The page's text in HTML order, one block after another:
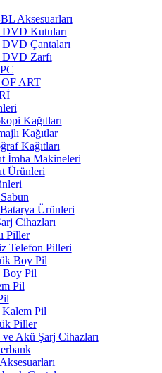
Aksesuarları
Kutuları
Çantaları
Zarfı
ART
Kağıtları
Kağıtlar
Kağıtları
İmha Makineleri
Ürünleri
Sabun
Ürünleri
Cihazları
Piller
Telefon Pilleri
Boy Pil
Boy Pil
Pil
Kalem Pil
Piller
Akü Şarj Cihazları